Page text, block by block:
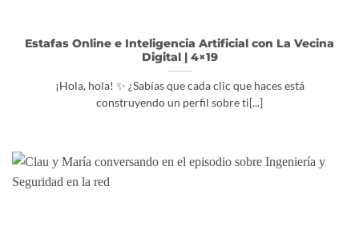
Estafas Online e Inteligencia Artificial con La Vecina
Digital | 4×19
¡Hola, hola! ✨ ¿Sabías que cada clic que haces está
construyendo un perfil sobre ti[...]